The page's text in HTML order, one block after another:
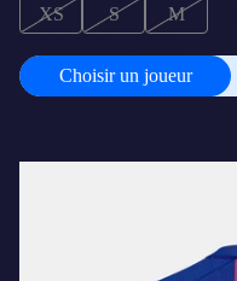
XS S M
Choisir un joueur